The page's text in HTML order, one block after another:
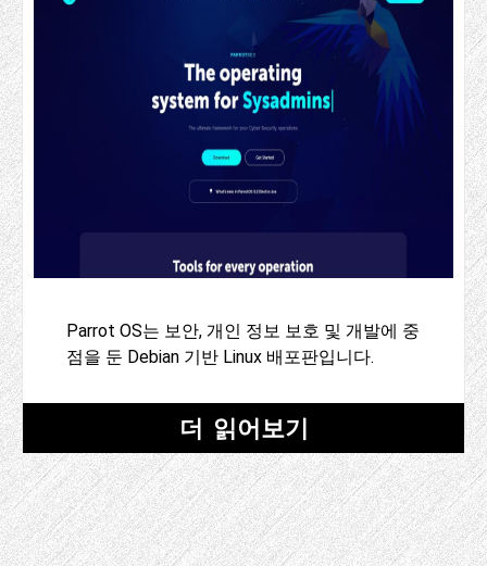
Parrot OS는 보안, 개인 정보 보호 및 개발에 중
점을 둔 Debian 기반 Linux 배포판입니다.
더 읽어보기